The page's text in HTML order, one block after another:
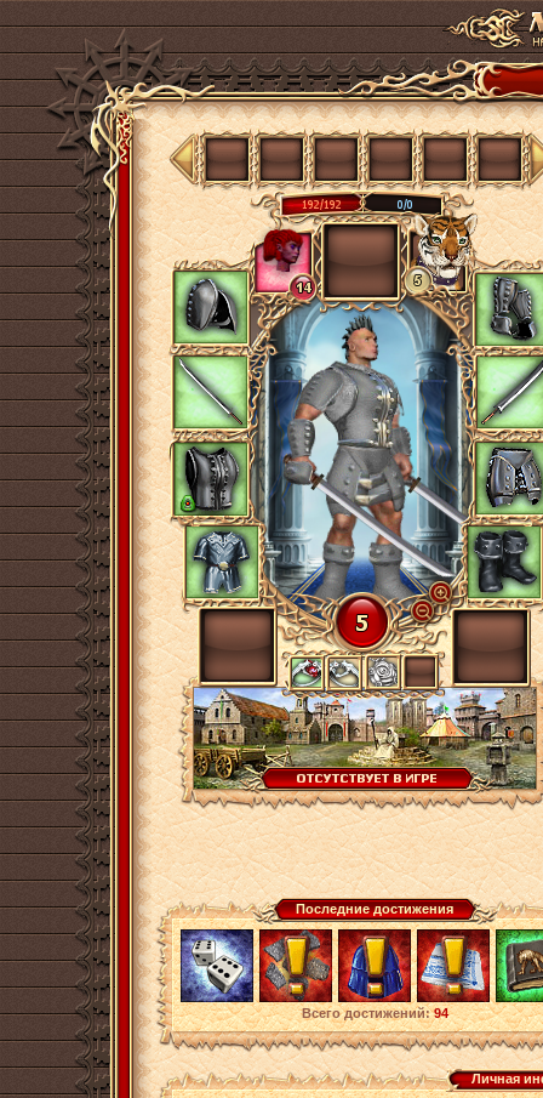
Последние достижения
Всего достижений: 94
Личная